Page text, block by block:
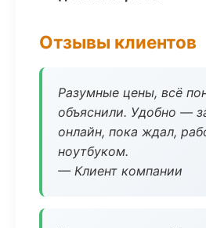
Отзывы клиентов
Разумные цены, всё
объяснили. Удобно —
онлайн, пока ждал,
ноутбуком.
— Клиент компании